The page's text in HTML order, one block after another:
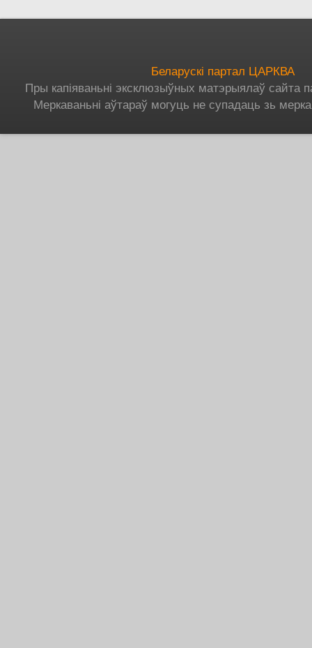
Беларускі партал ЦАРКВА
Пры капіяваньні эксклюзыўных матэрыялаў сайта
Меркаваньні аўтараў могуць не супадаць зь